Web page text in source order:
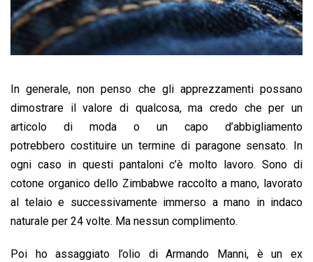
In generale, non penso che gli apprezzamenti possano
dimostrare il valore di qualcosa, ma credo che per un
articolo di moda o un capo d’abbigliamento
potrebbero costituire un termine di paragone sensato. In
ogni caso in questi pantaloni c’è molto lavoro. Sono di
cotone organico dello Zimbabwe raccolto a mano, lavorato
al telaio e successivamente immerso a mano in indaco
naturale per 24 volte. Ma nessun complimento.
Poi ho assaggiato l’olio di Armando Manni, è un ex